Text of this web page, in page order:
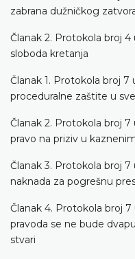
zabrana dužničkog
Članak 2. Protokola broj
sloboda kretanja
Članak 1. Protokola broj
proceduralne zaštite u
Članak 2. Protokola broj
pravo na priziv u
Članak 3. Protokola broj
naknada za pogrešnu
Članak 4. Protokola broj
pravoda se ne bude
stvari